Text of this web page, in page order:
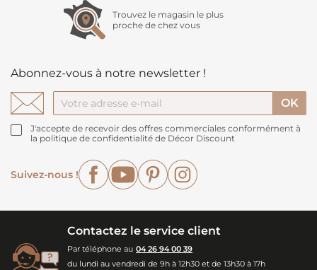
Trouvez le magasin le plus
proche de chez vous
Abonnez-vous à notre newsletter !
J'accepte de recevoir des offres commerciales conformément à
la politique de confidentialité de Décor Discount
Suivez-nous !
FacebookYouTubePinterest
Contactez le service client
Par téléphone au 04 26 94 00 39
du lundi au vendredi de 9h à 12h30 et de 13h30 à 17h